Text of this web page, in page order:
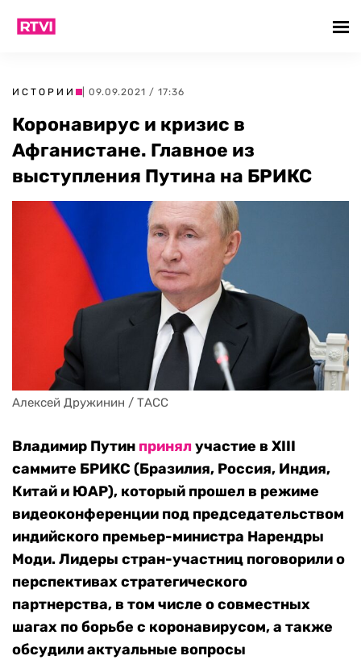
ИСТОРИИ | 09.09.2021 / 17:36
Коронавирус и кризис в
Афганистане. Главное из
выступления Путина на БРИКС
Алексей Дружинин / ТАСС
Владимир Путин принялучастие в XIII
саммите БРИКС (Бразилия, Россия, Индия,
Китай и ЮАР), который прошел в режиме
видеоконференции под председательством
индийского премьер-министра Нарендры
Моди. Лидеры стран-участниц поговорили о
перспективах стратегического
партнерства, в том числе о совместных
шагах по борьбе с коронавирусом, а также
обсудили актуальные вопросы